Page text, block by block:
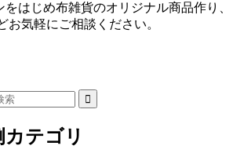
をはじめ布雑貨のオリジナル商品作り、
お気軽にご相談ください。
テゴリ